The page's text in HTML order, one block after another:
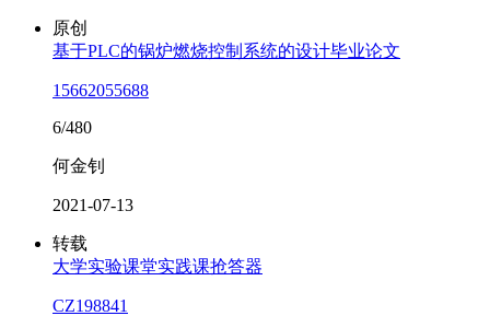
原创
基于PLC的锅炉燃烧控制系统的设计毕业论文
15662055688
6/480
何金钊
2021-07-13
转载
大学实验课堂实践课抢答器
CZ198841